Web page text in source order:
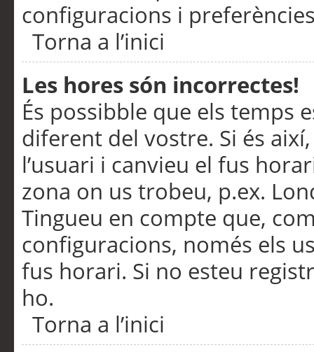
configuracions i
Torna a l’inici
Les hores són incorrectes!
És possibble que els temps
diferent del vostre. Si és
l’usuari i canvieu el fus
zona on us trobeu, p.ex.
Tingueu en compte que,
configuracions, només els
fus horari. Si no esteu
ho.
Torna a l’inici